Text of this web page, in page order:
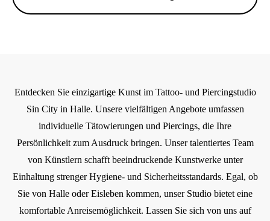
Entdecken Sie einzigartige Kunst im Tattoo- und Piercingstudio
Sin City in Halle. Unsere vielfältigen Angebote umfassen
individuelle Tätowierungen und Piercings, die Ihre
Persönlichkeit zum Ausdruck bringen. Unser talentiertes Team
von Künstlern schafft beeindruckende Kunstwerke unter
Einhaltung strenger Hygiene- und Sicherheitsstandards. Egal, ob
Sie von Halle oder Eisleben kommen, unser Studio bietet eine
komfortable Anreisemöglichkeit. Lassen Sie sich von uns auf